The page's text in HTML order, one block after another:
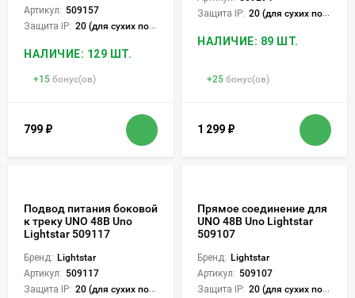
Артикул: 509157
Защита IP: 20 (для сухих пом.)
НАЛИЧИЕ: 129 ШТ.
+15 бонус(ов)
799 ₽
Защита IP: 20 (для сухих пом.)
НАЛИЧИЕ: 89 ШТ.
+25 бонус(ов)
1 299 ₽
Подвод питания боковой
к треку UNO 48В Uno
Lightstar 509117
Бренд: Lightstar
Артикул: 509117
Защита IP: 20 (для сухих пом.)
Прямое соединение для
UNO 48В Uno Lightstar
509107
Бренд: Lightstar
Артикул: 509107
Защита IP: 20 (для сухих пом.)